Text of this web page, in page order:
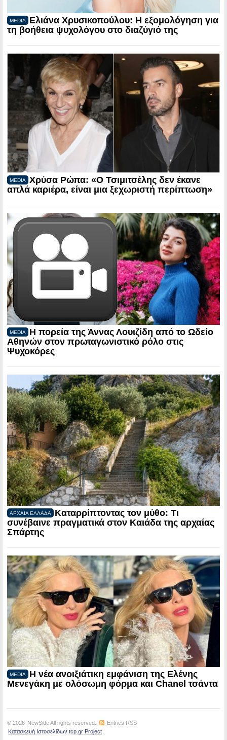
MEDIA
Ελιάνα Χρυσικοπούλου: Η εξομολόγηση για
τη βοήθεια ψυχολόγου στο διαζύγιό της
MEDIA
Χρύσα Ρώπα: «Ο Τσιμιτσέλης δεν έκανε
απλά καριέρα, είναι μια ξεχωριστή περίπτωση»
MEDIA
Η πορεία της Άννας Λουιζίδη από το Ωδείο
Αθηνών στον πρωταγωνιστικό ρόλο στις
Ψυχοκόρες
ΑΡΧΑΙΑ ΕΛΛΑΔΑ
Καταρρίπτοντας τον μύθο: Τι
συνέβαινε πραγματικά στον Καιάδα της αρχαίας
Σπάρτης
MEDIA
Η νέα ανοιξιάτικη εμφάνιση της Ελένης
Μενεγάκη με ολόσωμη φόρμα και Chanel τσάντα
© 2026 NewSideAll rights reserved.
Entries RSS
Κατασκευή Ιστοσελίδων tcp.gr Project